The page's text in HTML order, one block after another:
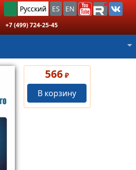
Русский ES EN
+7 (499) 724-25-45
566 ₽
В корзину